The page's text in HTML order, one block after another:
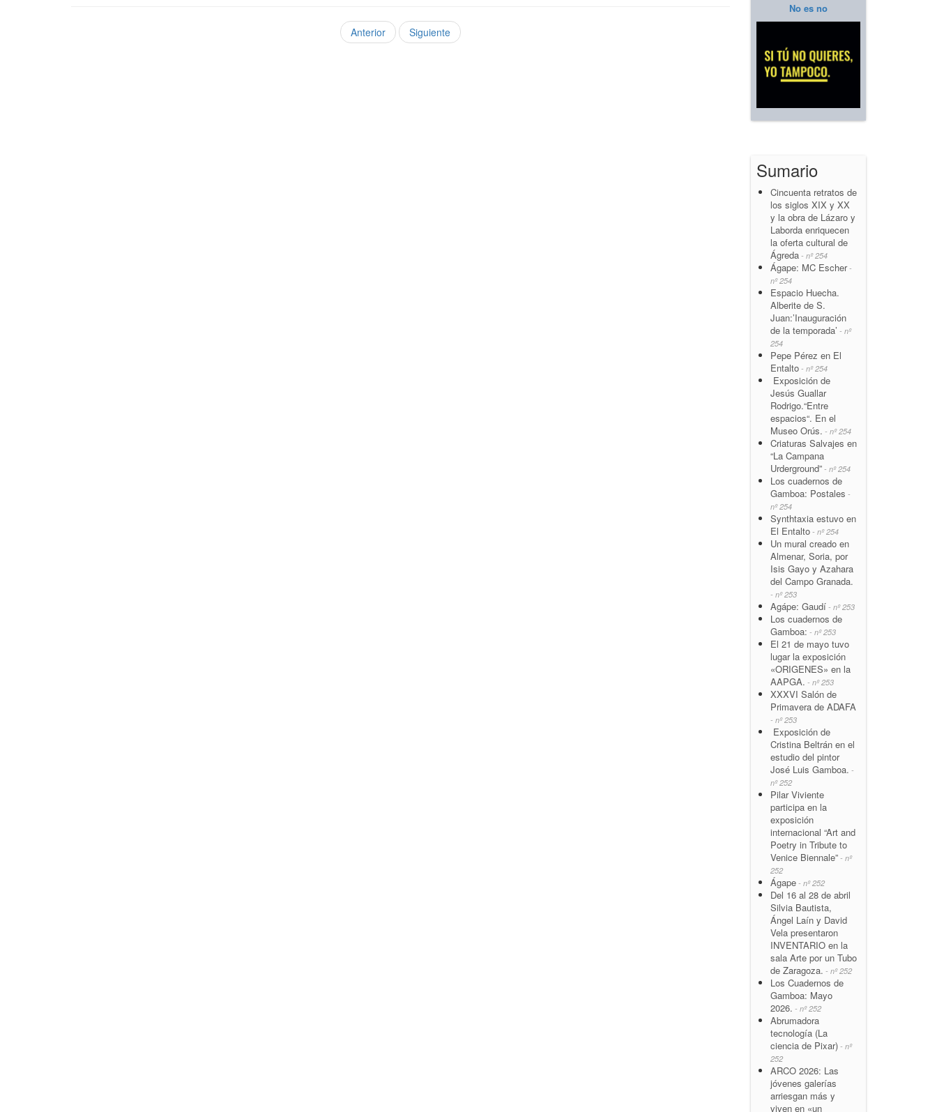
Anterior Siguiente
No es no
Sumario
Cincuenta retratos de
los siglos XIX y XX
y la obra de Lázaro y
Laborda enriquecen
la oferta cultural de
Ágreda - nº 254
Ágape: MC Escher-
nº 254
Espacio Huecha.
Alberite de S.
Juan:’Inauguración
de la temporada’ - nº
254
Pepe Pérez en El
Entalto - nº 254
Exposición de
Jesús Guallar
Rodrigo.“Entre
espacios“. En el
Museo Orús. - nº 254
Criaturas Salvajes en
“La Campana
Urderground” - nº 254
Los cuadernos de
Gamboa: Postales -
nº 254
Synthtaxia estuvo en
El Entalto - nº 254
Un mural creado en
Almenar, Soria, por
Isis Gayo y Azahara
del Campo Granada.
- nº 253
Agápe: Gaudí - nº 253
Los cuadernos de
Gamboa: - nº 253
El 21 de mayo tuvo
lugar la exposición
«ORIGENES» en la
AAPGA. - nº 253
XXXVI Salón de
Primavera de ADAFA
- nº 253
Exposición de
Cristina Beltrán en el
estudio del pintor
José Luis Gamboa. -
nº 252
Pilar Viviente
participa en la
exposición
internacional “Art and
Poetry in Tribute to
Venice Biennale” - nº
252
Ágape - nº 252
Del 16 al 28 de abril
Silvia Bautista,
Ángel Laín y David
Vela presentaron
INVENTARIO en la
sala Arte por un Tubo
de Zaragoza. - nº 252
Los Cuadernos de
Gamboa: Mayo
2026. - nº 252
Abrumadora
tecnología (La
ciencia de Pixar) - nº
252
ARCO 2026: Las
jóvenes galerías
arriesgan más y
viven en «un